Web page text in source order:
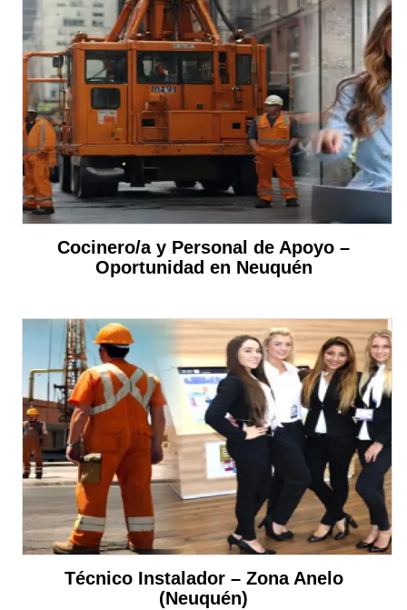
Cocinero/a y Personal de Apoyo –
Oportunidad en Neuquén
Técnico Instalador – Zona Anelo
(Neuquén)